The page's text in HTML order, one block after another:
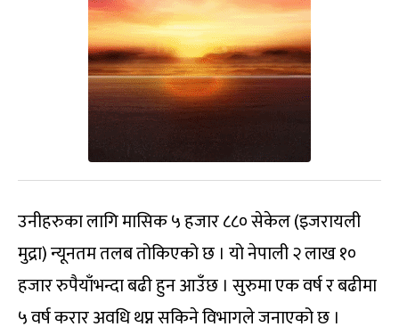
उनीहरुका लागि मासिक ५ हजार ८८० सेकेल (इजरायली
मुद्रा) न्यूनतम तलब तोकिएको छ । यो नेपाली २ लाख १०
हजार रुपैयाँभन्दा बढी हुन आउँछ । सुरुमा एक वर्ष र बढीमा
५ वर्ष करार अवधि थप्न सकिने विभागले जनाएको छ ।